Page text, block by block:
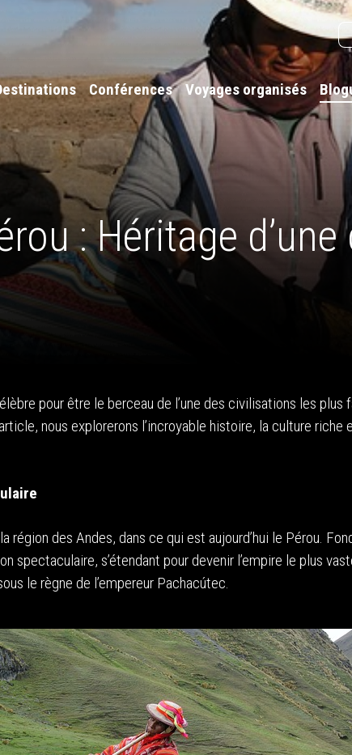
Conférences Voyages organisés
: Héritage
pour être le berceau de l’une des civilisations les plus
nous explorerons l’incroyable histoire, la culture riche
région des Andes, dans ce qui est aujourd’hui le Pérou.
spectaculaire, s’étendant pour devenir l’empire le plus
le règne de l’empereur Pachacútec.